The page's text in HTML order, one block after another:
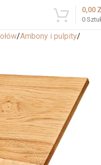
0
0,00
Ambony i pulpity